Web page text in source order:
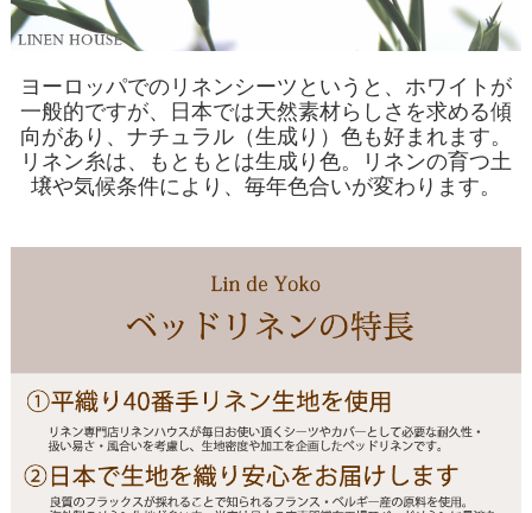
ヨーロッパでのリネンシーツというと、ホワイトが
一般的ですが、日本では天然素材らしさを求める傾
向があり、ナチュラル（生成り）色も好まれます。
リネン糸は、もともとは生成り色。リネンの育つ土
壌や気候条件により、毎年色合いが変わります。